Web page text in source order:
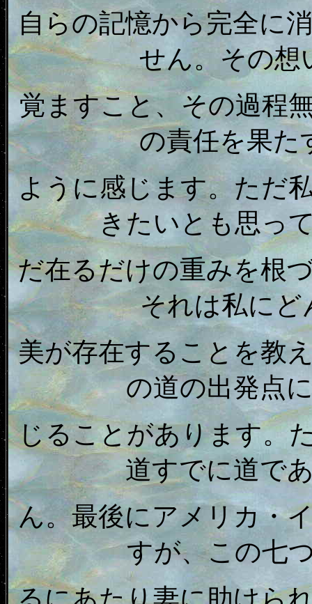
自らの記憶から完全に
せん。その想
覚ますこと、その過程
の責任を果た
ように感じます。ただ
きたいとも思っ
だ在るだけの重みを根
それは私にど
美が存在することを教
の道の出発点
じることがあります。
道すでに道で
ん。最後にアメリカ・
すが、この七